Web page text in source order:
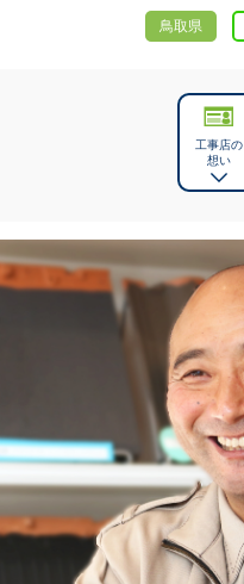
鳥取県
工事店の
想い